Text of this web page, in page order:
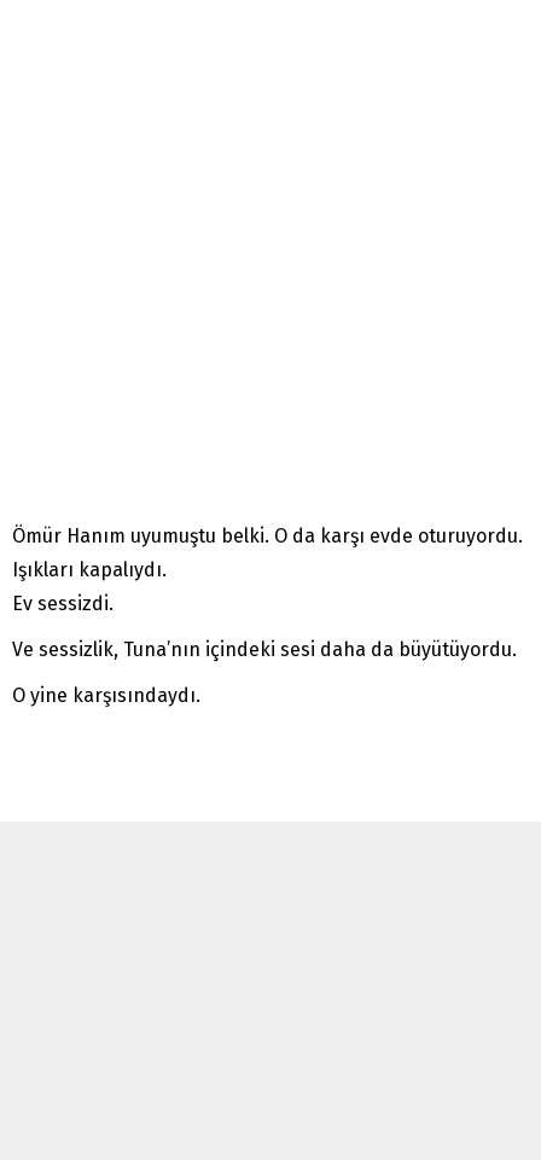
Ömür Hanım uyumuştu belki. O da karşı evde oturuyordu.
Işıkları kapalıydı.
Ev sessizdi.
Ve sessizlik, Tuna’nın içindeki sesi daha da büyütüyordu.
O yine karşısındaydı.